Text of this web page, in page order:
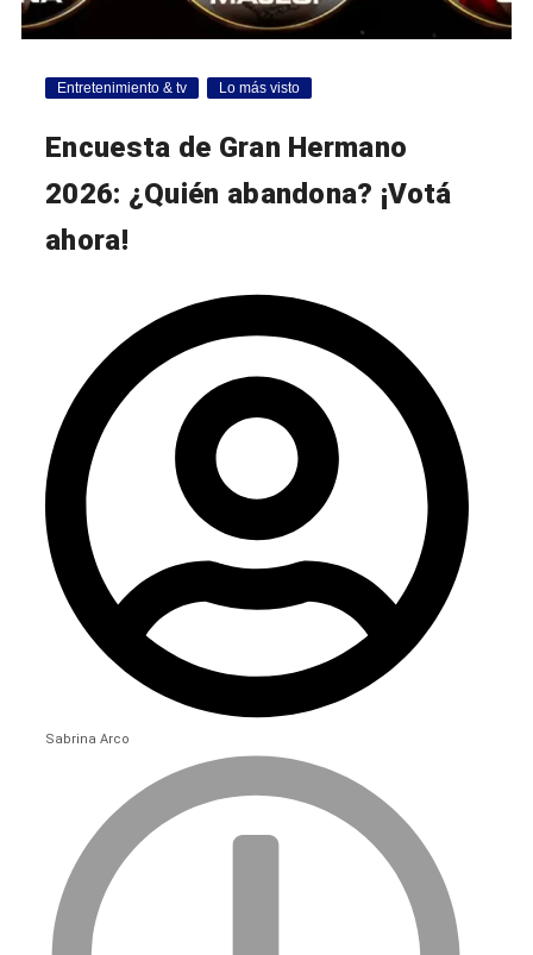
Entretenimiento & tv Lo más visto
Encuesta de Gran Hermano
2026: ¿Quién abandona? ¡Votá
ahora!
Sabrina Arco